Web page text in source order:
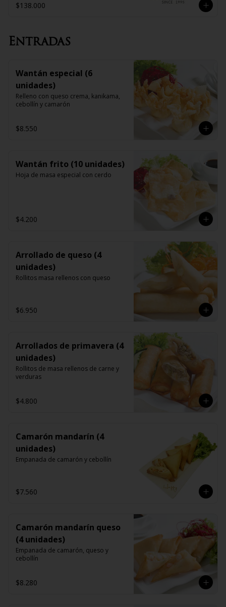
chaufán
$138.000
Entradas
Wantán especial (6
unidades)
Relleno con queso crema, kanikama,
cebollín y camarón
$8.550
Wantán frito (10 unidades)
Hoja de masa especial con cerdo
$4.200
Arrollado de queso (4
unidades)
Rollitos masa rellenos con queso
$6.950
Arrollados de primavera (4
unidades)
Rollitos de masa rellenos de carne y
verduras
$4.800
Camarón mandarín (4
unidades)
Empanada de camarón y cebollín
$7.560
Camarón mandarín queso
(4 unidades)
Empanada de camarón, queso y
cebollín
$8.280